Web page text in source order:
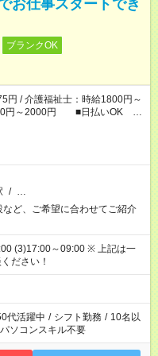
お仕事スタートでき
ブランクOK
円 / 介護福祉士：時給1800円～
円～2000円 ■日払いOK ■
×8h）
/ …
ど、ご希望に合わせてご紹介
～09:00 ※ 上記は一
ださい！
代活躍中 / シフト勤務 / 10名以
パソコンスキル不要